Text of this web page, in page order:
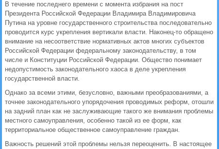
В течение последнего времени с момента избрания на пост
Президента Российской Федерации Владимира Владимировича
Путина на уровне государственного строительства последовательно
проводится курс укрепления вертикали власти. Наконец-то обращено
внимание на несоответствие нормативных актов многих субъектов
Российской Федерации федеральному законодательству, в том
числе и Конституции Российской Федерации. Общество понимает
недопустимость законодательного хаоса в деле укрепления
государственной власти.
Однако за всеми этими, безусловно, важными преобразованиями, а
точнее законодательного упорядочения проводимых реформ, отошли
на задний план как не заслуживающие такого же внимания проблемы
местного самоуправления, особенно такой из ее форм, как
территориальное общественное самоуправление граждан.
Важность решений этой проблемы нельзя переоценить. В настоящее